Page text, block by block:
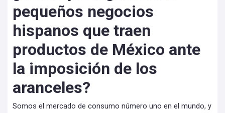
pequeños negocios
hispanos que traen
productos de México ante
la imposición de los
aranceles?
Somos el mercado de consumo número uno en el mundo, y